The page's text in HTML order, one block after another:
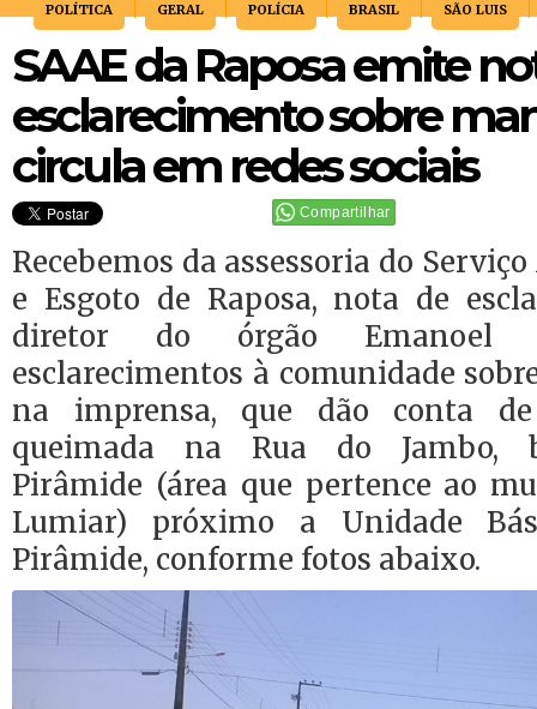
POLÍTICA GERAL POLÍCIA BRASIL SÃO LUIS
SAAE da Raposa emite
esclarecimento sobre
circula em redes sociais
Compartilhar
Recebemos da assessoria do
e Esgoto de Raposa, nota de
diretor do órgão Emanoel
esclarecimentos à comunidade
na imprensa, que dão conta
queimada na Rua do Jambo,
Pirâmide (área que pertence ao
Lumiar) próximo a Unidade
Pirâmide, conforme fotos abaixo.